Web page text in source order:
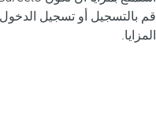
قم بالتسجيل أو تسجيل
المزايا.